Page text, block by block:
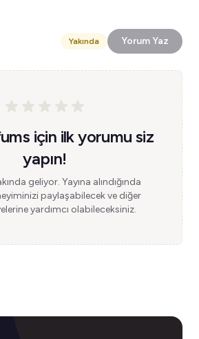
Yakında Yorum Yaz
için ilk yorumu siz
yapın!
geliyor. Yayına alındığında
paylaşabilecek ve diğer
yardımcı olabileceksiniz.